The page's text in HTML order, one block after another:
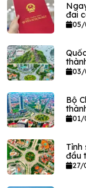
đai
05/
03/
Bộ
01/
Tỉnh
đầu
27/